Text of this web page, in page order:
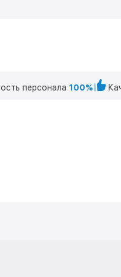
персонала 100%